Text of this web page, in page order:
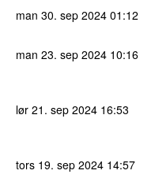
man 30. sep 2024 01:12
man 23. sep 2024 10:16
lør 21. sep 2024 16:53
tors 19. sep 2024 14:57